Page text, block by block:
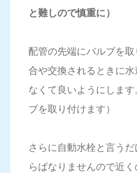
と難しので慎重に）
配管の先端にバルブを
合や交換されるときに
なくて良いようにしま
ブを取り付けます）
さらに自動水栓と言う
らばなりませんので近